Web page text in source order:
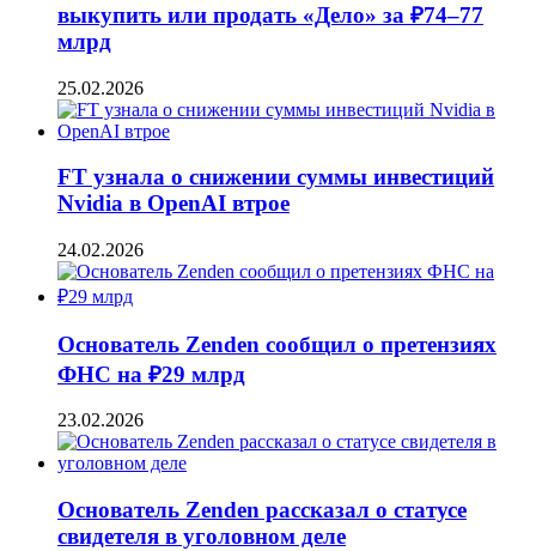
выкупить или продать «Дело» за ₽74–77
млрд
25.02.2026
FT узнала о снижении суммы инвестиций
Nvidia в OpenAI втрое
24.02.2026
Основатель Zenden сообщил о претензиях
ФНС на ₽29 млрд
23.02.2026
Основатель Zenden рассказал о статусе
свидетеля в уголовном деле